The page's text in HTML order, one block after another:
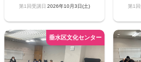
2026年10月3日(土)